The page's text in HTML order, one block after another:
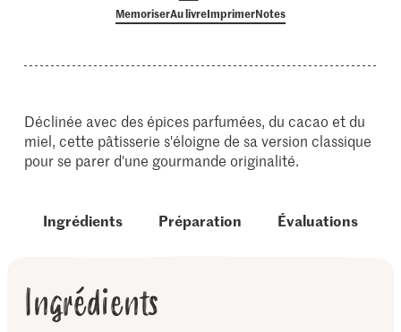
MemoriserAu livreImprimerNotes
Déclinée avec des épices parfumées, du cacao et du
miel, cette pâtisserie s'éloigne de sa version classique
pour se parer d'une gourmande originalité.
Ingrédients Préparation Évaluations
Ingrédients